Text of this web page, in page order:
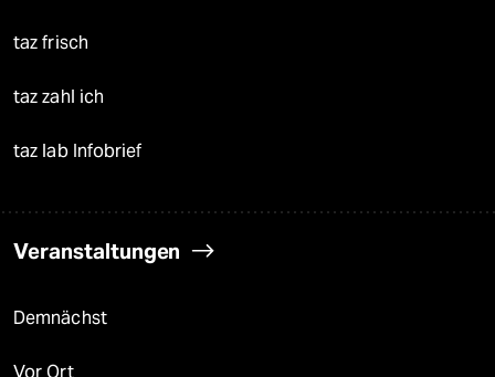
taz frisch
taz zahl ich
taz lab Infobrief
Veranstaltungen
Demnächst
Vor Ort